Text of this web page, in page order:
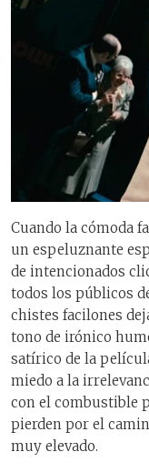
Cuando la cómoda
un espeluznante
de intencionados
todos los públicos
chistes facilones
tono de irónico
satírico de la
miedo a la
con el combustible
pierden por el
muy elevado.